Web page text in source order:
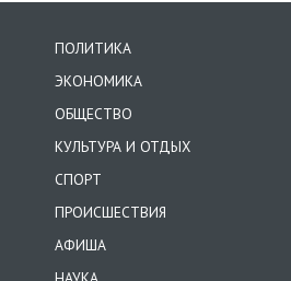
ПОЛИТИКА
ЭКОНОМИКА
ОБЩЕСТВО
КУЛЬТУРА И ОТДЫХ
СПОРТ
ПРОИСШЕСТВИЯ
АФИША